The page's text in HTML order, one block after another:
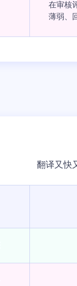
在审核
薄弱、
翻译又快